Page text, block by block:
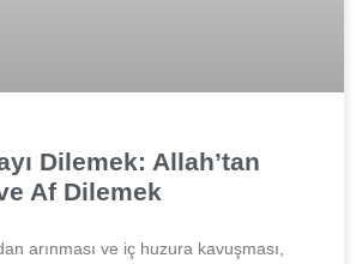
Dilemek: Allah’tan
Af Dilemek
arınması ve iç huzura kavuşması,